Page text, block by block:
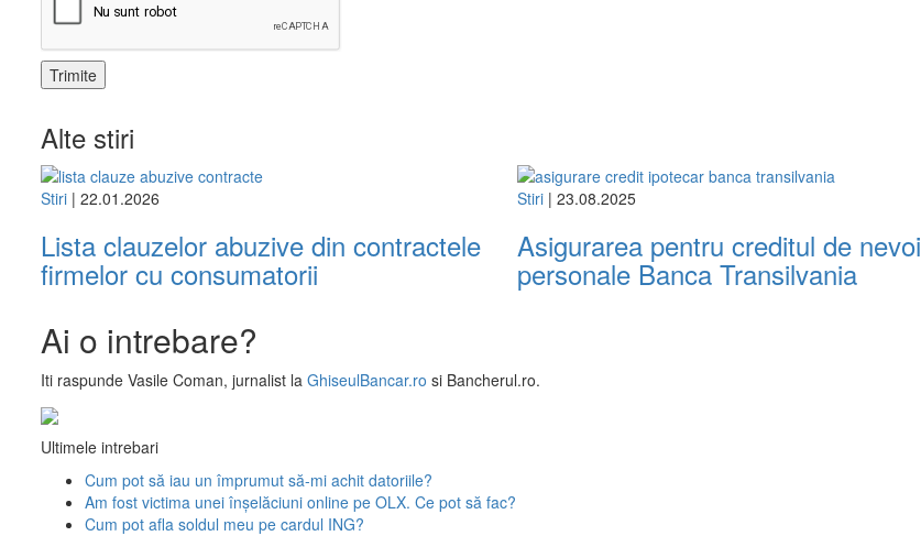
Alte stiri
Stiri | 22.01.2026
Lista clauzelor abuzive din contractele
firmelor cu consumatorii
Stiri | 23.08.2025
Asigurarea pentru creditul de nevoi
personale Banca Transilvania
Ai o intrebare?
Iti raspunde Vasile Coman, jurnalist la GhiseulBancar.ro si Bancherul.ro.
Ultimele intrebari
Cum pot să iau un împrumut să-mi achit datoriile?
Am fost victima unei înșelăciuni online pe OLX. Ce pot să fac?
Cum pot afla soldul meu pe cardul ING?